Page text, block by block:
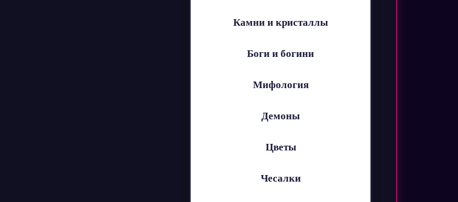
Камни и кристаллы
Боги и богини
Мифология
Демоны
Цветы
Чесалки